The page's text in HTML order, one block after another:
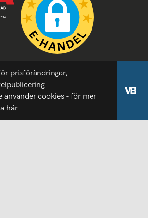
prisförändringar,
använder cookies - för mer
här.